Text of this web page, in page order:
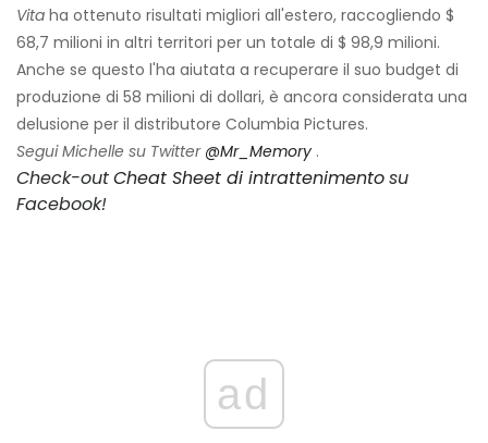
Vita ha ottenuto risultati migliori all'estero, raccogliendo $
68,7 milioni in altri territori per un totale di $ 98,9 milioni.
Anche se questo l'ha aiutata a recuperare il suo budget di
produzione di 58 milioni di dollari, è ancora considerata una
delusione per il distributore Columbia Pictures.
Segui Michelle su Twitter @Mr_Memory .
Check-outCheat Sheet di intrattenimentosu
Facebook!
ad